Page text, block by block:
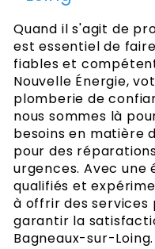
Quand il s'agit de
est essentiel de
fiables et
Nouvelle Énergie,
plomberie de
nous sommes là
besoins en matière
pour des
urgences. Avec une
qualifiés et
à offrir des services
garantir la
Bagneaux-sur-Loing.